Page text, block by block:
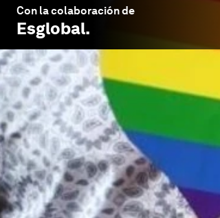
Con la colaboración de
Esglobal.